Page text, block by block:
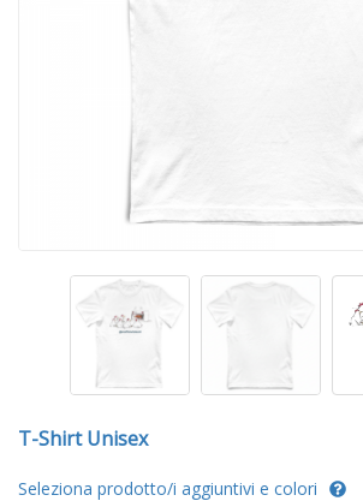
T-Shirt Unisex
Seleziona prodotto/i aggiuntivi e colori